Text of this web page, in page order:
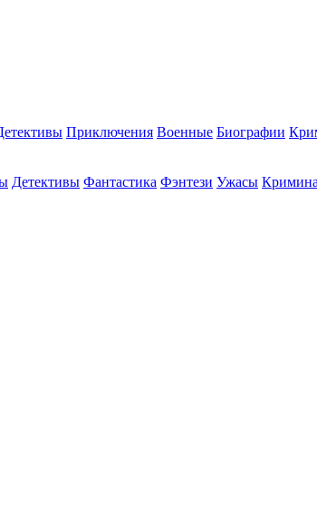
Приключения Военные Биографии
Детективы Фантастика Фэнтези Ужасы